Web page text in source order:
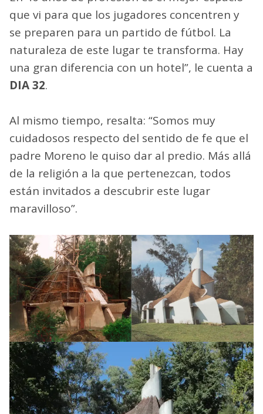
que vi para que los jugadores concentren y
se preparen para un partido de fútbol. La
naturaleza de este lugar te transforma. Hay
una gran diferencia con un hotel”, le cuenta a
DIA 32.
Al mismo tiempo, resalta: “Somos muy
cuidadosos respecto del sentido de fe que el
padre Moreno le quiso dar al predio. Más allá
de la religión a la que pertenezcan, todos
están invitados a descubrir este lugar
maravilloso”.